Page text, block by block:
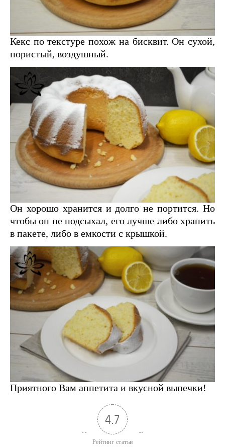
Кекс по текстуре похож на бисквит. Он сухой,
пористый, воздушный.
Он хорошо хранится и долго не портится. Но
чтобы он не подсыхал, его лучше либо хранить
в пакете, либо в емкости с крышкой.
Приятного Вам аппетита и вкусной выпечки!
4.7
Рейтинг статьи